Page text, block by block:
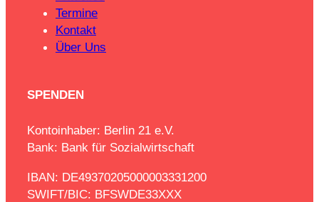
Termine
Kontakt
Über Uns
SPENDEN
Kontoinhaber: Berlin 21 e.V.
Bank: Bank für Sozialwirtschaft
IBAN: DE49370205000003331200
SWIFT/BIC: BFSWDE33XXX